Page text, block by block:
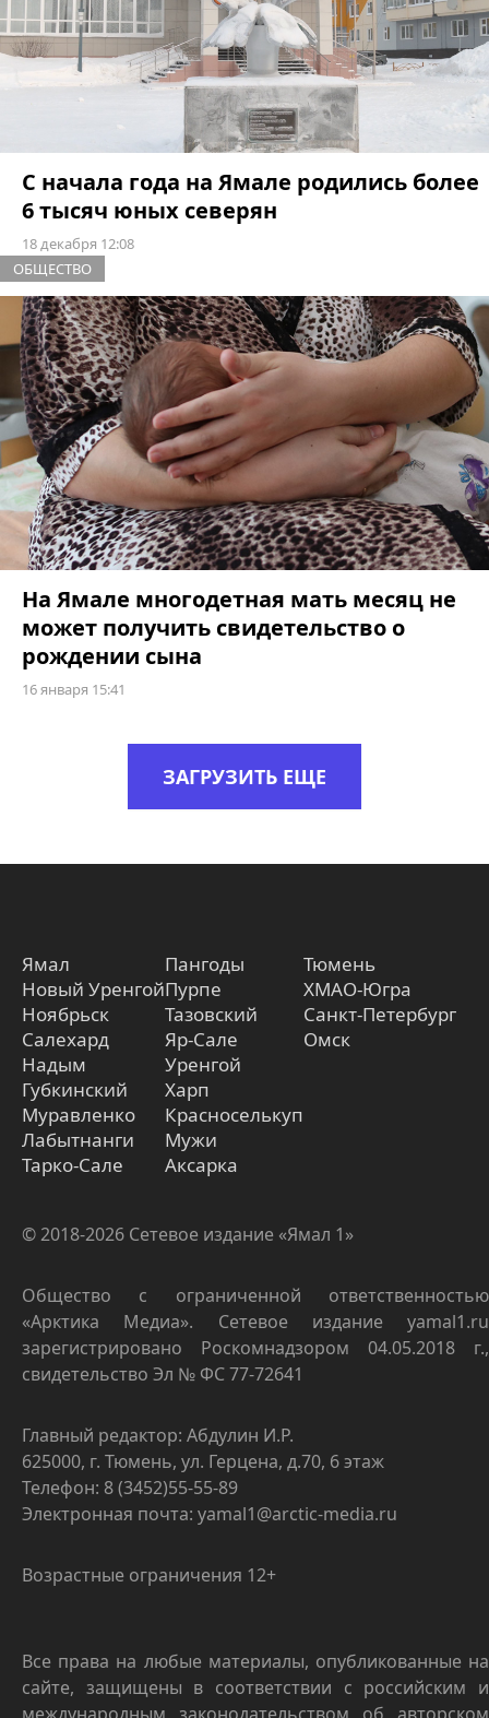
С начала года на Ямале родились более
6 тысяч юных северян
18 декабря 12:08
ОБЩЕСТВО
На Ямале многодетная мать месяц не
может получить свидетельство о
рождении сына
16 января 15:41
ЗАГРУЗИТЬ ЕЩЕ
Ямал
Новый Уренгой
Ноябрьск
Салехард
Надым
Губкинский
Муравленко
Лабытнанги
Тарко-Сале
Пангоды
Пурпе
Тазовский
Яр-Сале
Уренгой
Харп
Красноселькуп
Мужи
Аксарка
Тюмень
ХМАО-Югра
Санкт-Петербург
Омск
© 2018-2026 Сетевое издание «Ямал 1»
Общество с ограниченной ответственностью
«Арктика Медиа». Сетевое издание yamal1.ru
зарегистрировано Роскомнадзором 04.05.2018 г.,
свидетельство Эл № ФС 77-72641
Главный редактор: Абдулин И.Р.
625000, г. Тюмень, ул. Герцена, д.70, 6 этаж
Телефон: 8 (3452)55-55-89
Электронная почта: yamal1@arctic-media.ru
Возрастные ограничения 12+
Все права на любые материалы, опубликованные на
сайте, защищены в соответствии с российским и